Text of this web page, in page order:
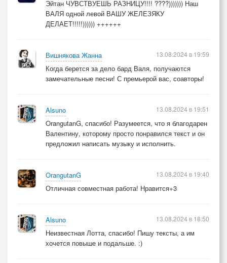
Эйтан ЧУВСТВУЕШЬ РАЗНИЦУ!!!! ????))))))) Наш
ВАЛЯ одной левой ВАШУ ЖЕЛЕЗЯКУ
ДЕЛАЕТ!!!!!)))))) ++++++
Вишнякова Жанна
Когда берется за дело бард Валя, получаются
замечательные песни! С премьерой вас, соавторы!
13.08.2024 в 19:59
Alsuno
OrangutanG, спасибо! Разумеется, что я благодарен
Валентину, которому просто понравился текст и он
предложил написать музыку и исполнить.
13.08.2024 в 19:51
OrangutanG
Отличная совместная работа! Нравится+3
13.08.2024 в 19:40
Alsuno
Неизвестная Лотта, спасибо! Пишу тексты, а им
хочется повыше и подальше. :)
13.08.2024 в 18:50